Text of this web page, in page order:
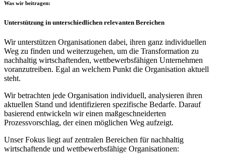
Was wir beitragen:
Unterstützung in unterschiedlichen relevanten Bereichen
Wir unterstützen Organisationen dabei, ihren ganz individuellen
Weg zu finden und weiterzugehen, um die Transformation zu
nachhaltig wirtschaftenden, wettbewerbsfähigen Unternehmen
voranzutreiben. Egal an welchem Punkt die Organisation aktuell
steht.
Wir betrachten jede Organisation individuell, analysieren ihren
aktuellen Stand und identifizieren spezifische Bedarfe. Darauf
basierend entwickeln wir einen maßgeschneiderten
Prozessvorschlag, der einen möglichen Weg aufzeigt.
Unser Fokus liegt auf zentralen Bereichen für nachhaltig
wirtschaftende und wettbewerbsfähige Organisationen: